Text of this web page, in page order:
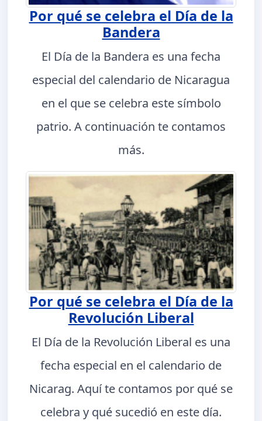
Por qué se celebra el Día de la
Bandera
El Día de la Bandera es una fecha
especial del calendario de Nicaragua
en el que se celebra este símbolo
patrio. A continuación te contamos
más.
Por qué se celebra el Día de la
Revolución Liberal
El Día de la Revolución Liberal es una
fecha especial en el calendario de
Nicarag. Aquí te contamos por qué se
celebra y qué sucedió en este día.